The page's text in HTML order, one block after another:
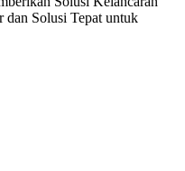
dan Solusi Tepat untuk